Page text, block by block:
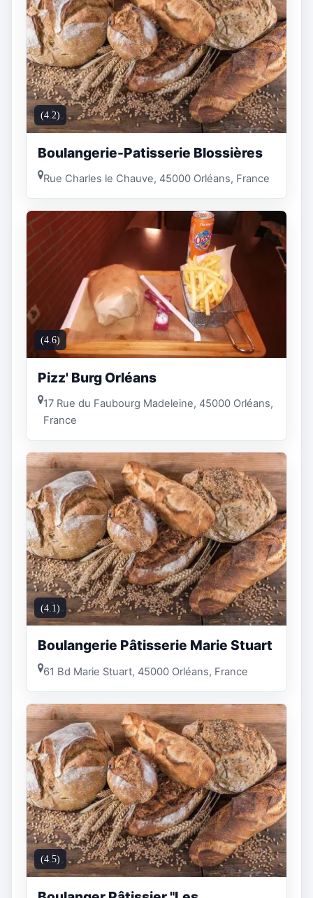
(4.2)
Boulangerie-Patisserie Blossières
Rue Charles le Chauve, 45000 Orléans, France
(4.6)
Pizz' Burg Orléans
17 Rue du Faubourg Madeleine, 45000 Orléans,
France
(4.1)
Boulangerie Pâtisserie Marie Stuart
61 Bd Marie Stuart, 45000 Orléans, France
(4.5)